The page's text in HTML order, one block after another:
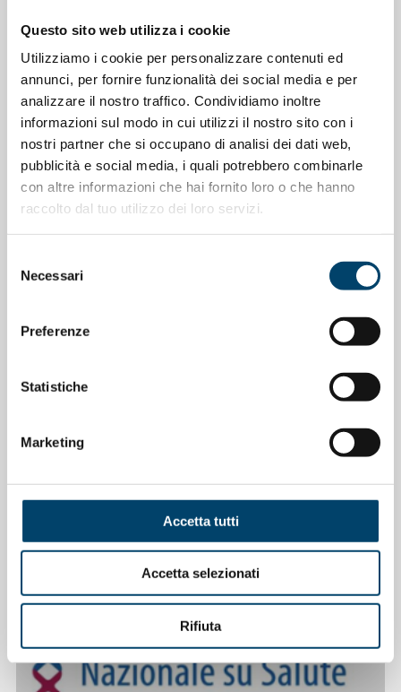
Questo sito web utilizza i cookie
Utilizziamo i cookie per personalizzare contenuti ed
annunci, per fornire funzionalità dei social media e per
analizzare il nostro traffico. Condividiamo inoltre
informazioni sul modo in cui utilizzi il nostro sito con i
nostri partner che si occupano di analisi dei dati web,
pubblicità e social media, i quali potrebbero combinarle
con altre informazioni che hai fornito loro o che hanno
raccolto dal tuo utilizzo dei loro servizi.
delNecessari
Preferenze
Statistiche
Marketing
Accetta tutti
Accetta selezionati
Rifiuta
ONDA ONDANOTIZIE ONDA PER IL SISTEMA SANITARIO
La salute cardiovascolare nelle donne
11 Mag 2026
ONDA PER IL SISTEMA SANITARIO ONDA PER LE DONNE
Salu’. Dal dialogo alla cura